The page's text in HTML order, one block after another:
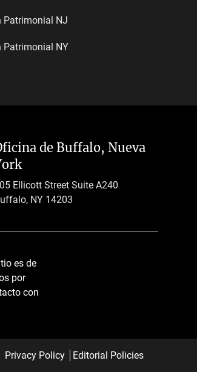
Patrimonial NJ
Patrimonial NY
de Buffalo, Nueva
Ellicott Street Suite A240
NY 14203
es de
por
con
Privacy Policy Editorial Policies